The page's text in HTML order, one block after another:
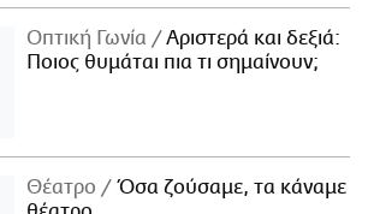
Οπτική Γωνία
Αριστερά και δεξιά:
Ποιος θυμάται πια τι σημαίνουν;
Θέατρο
Όσα ζούσαμε, τα κάναμε